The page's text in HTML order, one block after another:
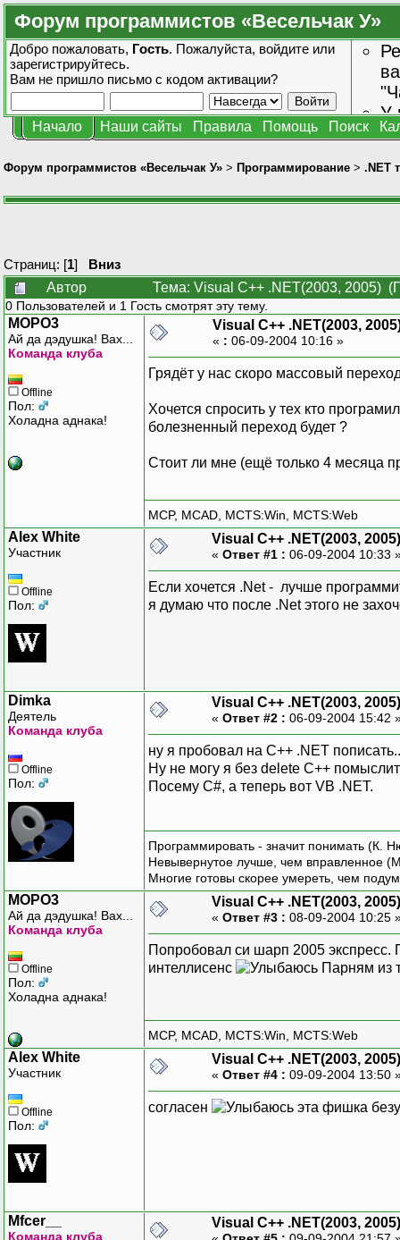
Форум программистов «Весельчак У»
Добро пожаловать, Гость. Пожалуйста, войдите или
зарегистрируйтесь.
Вам не пришло письмо с кодом активации?
У
Начало Наши сайты Правила Помощь Поиск
Форум программистов «Весельчак У» > Программирование > .NET
Страниц: [1] Вниз
Автор
Тема: Visual C++ .NET(2003, 2005)
0 Пользователей и 1 Гость смотрят эту тему.
MOPO3
Ай да дэдушка! Вах...
Команда клуба
Offline
Пол:
Холадна аднака!
Visual C++ .NET(2003,
« : 06-09-2004 10:16 »
Грядёт у нас скоро массовый
Хочется спросить у тех кто
болезненный переход будет ?
Стоит ли мне (ещё только 4 месяца
MCP, MCAD, MCTS:Win, MCTS:Web
Alex White
Участник
Offline
Пол:
Visual C++ .NET(2003, 2005)
« Ответ #1 : 06-09-2004 10:33
Если хочется .Net - лучше
я думаю что после .Net этого не
Dimka
Деятель
Команда клуба
Offline
Пол:
Visual C++ .NET(2003, 2005)
« Ответ #2 : 06-09-2004 15:42
ну я пробовал на C++ .NET
Ну не могу я без delete C++
Посему C#, а теперь вот VB .NET.
Программировать - значит понимать (К.
Невывернутое лучше, чем вправленное
Многие готовы скорее умереть, чем
MOPO3
Ай да дэдушка! Вах...
Команда клуба
Offline
Пол:
Холадна аднака!
Visual C++ .NET(2003, 2005)
« Ответ #3 : 08-09-2004 10:25
Попробовал си шарп 2005
интеллисенс
Парням из
MCP, MCAD, MCTS:Win, MCTS:Web
Alex White
Участник
Offline
Пол:
Visual C++ .NET(2003, 2005)
« Ответ #4 : 09-09-2004 13:50
согласен эта фишка
Mfcer__
Команда клуба
Visual C++ .NET(2003, 2005)